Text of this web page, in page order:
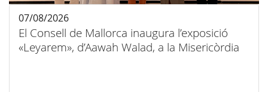
El Consell de Mallorca inaugura l’exposició
«Leyarem», d’Aawah Walad, a la Misericòrdia
07/08/2026